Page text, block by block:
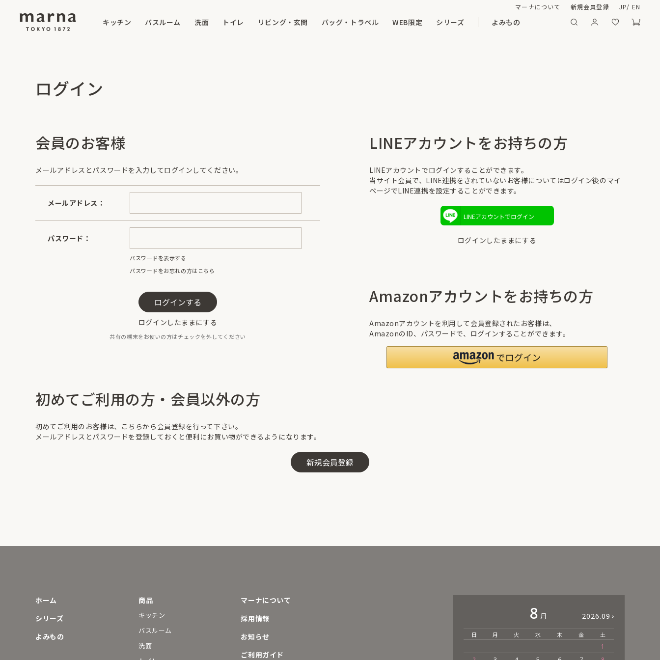
キッチン バスルーム 洗面 トイレ リビング・玄関 バッグ・トラベル WEB限定 シリーズ よみもの
マーナについて 新規会員登録 JP/ EN
ログイン
会員のお客様
メールアドレスとパスワードを入力してログインしてください。
メールアドレス：
パスワード：
パスワードを表示する
パスワードをお忘れの方はこちら
ログインしたままにする
共有の端末をお使いの方はチェックを外してください
LINEアカウントをお持ちの方
LINEアカウントでログインすることができます。
当サイト会員で、LINE連携をされていないお客様についてはログイン後のマイ
ページでLINE連携を設定することができます。
LINEアカウントでログイン
ログインしたままにする
Amazonアカウントをお持ちの方
Amazonアカウントを利用して会員登録されたお客様は、
AmazonのID、パスワードで、ログインすることができます。
初めてご利用の方・会員以外の方
初めてご利用のお客様は、こちらから会員登録を行って下さい。
メールアドレスとパスワードを登録しておくと便利にお買い物ができるようになります。
ホーム
シリーズ
よみもの
商品
キッチン
バスルーム
洗面
マーナについて
採用情報
お知らせ
ご利用ガイド
8 月 2026.09
日 月 火 水 木 金 土
1